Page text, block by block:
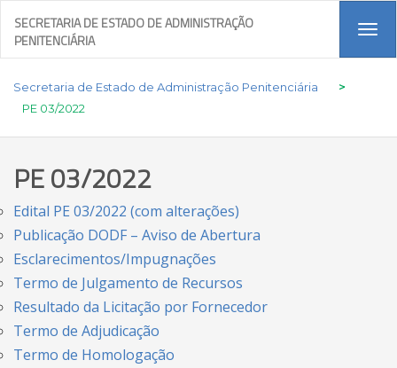
SECRETARIA DE ESTADO DE ADMINISTRAÇÃO
PENITENCIÁRIA
Secretaria de Estado de Administração Penitenciária
>
PE 03/2022
PE 03/2022
Edital PE 03/2022 (com alterações)
Publicação DODF – Aviso de Abertura
Esclarecimentos/Impugnações
Termo de Julgamento de Recursos
Resultado da Licitação por Fornecedor
Termo de Adjudicação
Termo de Homologação